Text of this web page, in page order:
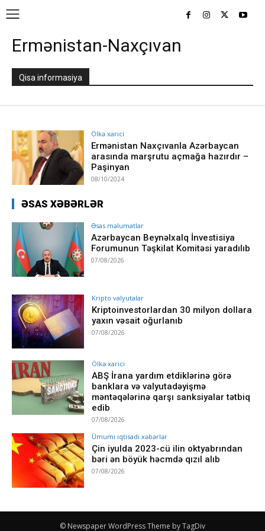
Ermənistan-Naxçıvan
Qisa informasiya
Ölkə xarici
Ermənistan Naxçıvanla Azərbaycan
arasında marşrutu açmağa hazırdır –
Paşinyan
08/10/2024
ƏSAS XƏBƏRLƏR
Əsas məlumatlar
Azərbaycan Beynəlxalq İnvestisiya
Forumunun Təşkilat Komitəsi yaradılıb
07/08/2026
Kripto valyutalar
Kriptoinvestorlardan 30 milyon dollara
yaxın vəsait oğurlanıb
07/08/2026
Ölkə xarici
ABŞ İrana yardım etdiklərinə görə
banklara və valyutadəyişmə
məntəqələrinə qarşı sanksiyalar tətbiq
edib
07/08/2026
Ümumi iqtisadi xəbərlər
Çin iyulda 2023-cü ilin oktyabrından
bəri ən böyük həcmdə qızıl alıb
07/08/2026
© Newspaper WordPress Theme by TagDiv